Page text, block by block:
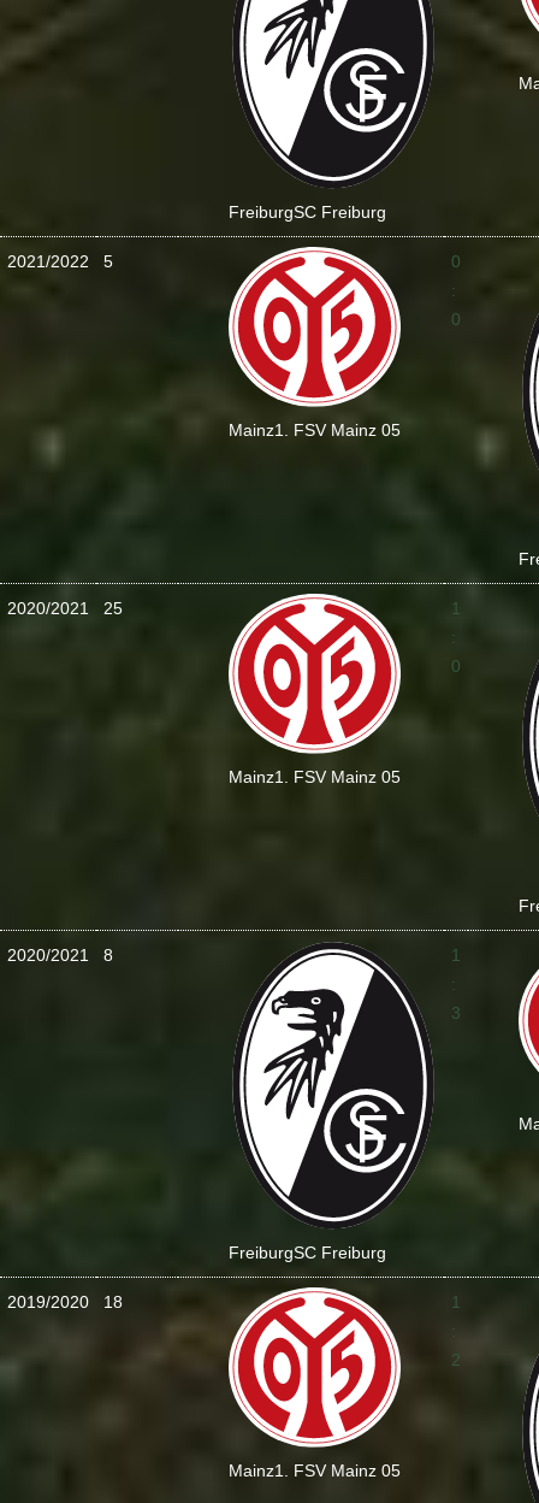
FreiburgSC Freiburg
2021/2022 5
Mainz1. FSV Mainz 05
0
:
0
2020/2021 25
Mainz1. FSV Mainz 05
1
:
0
2020/2021 8
FreiburgSC Freiburg
1
:
3
2019/2020 18
Mainz1. FSV Mainz 05
1
:
2